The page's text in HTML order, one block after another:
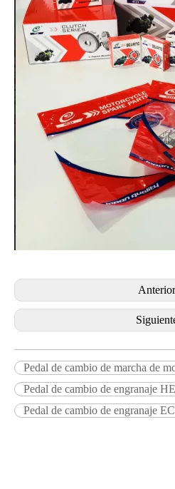
Pedal de cambio de marcha de
Pedal de cambio de engranaje
Pedal de cambio de engranaje